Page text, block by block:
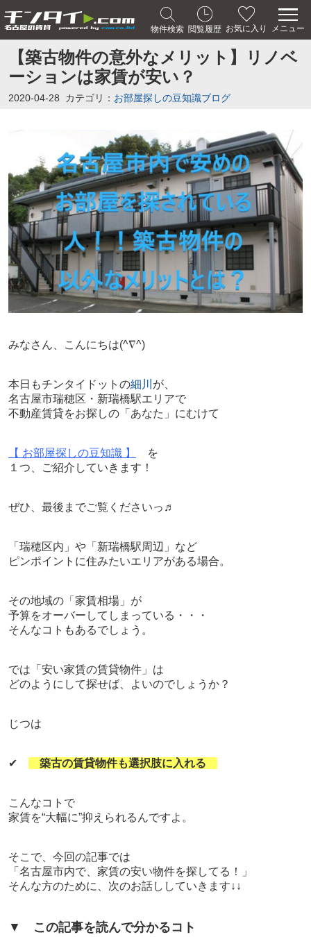
物件検索 閲覧履歴 お気に入り メニュー
【築古物件の意外なメリット】リノベ
ーションは家賃が安い？
2020-04-28 カテゴリ： お部屋探しの豆知識ブログ
みなさん、こんにちは(^∇^)
本日もチンタイドットの細川 が、
名古屋市瑞穂区・新瑞橋駅エリアで
不動産賃貸をお探しの「あなた」にむけて
【 お部屋探しの豆知識 】
を
１つ、ご紹介していきます！
ぜひ、最後までご覧くださいっ♬
「瑞穂区内」や「新瑞橋駅周辺」など
ピンポイントに住みたいエリアがある場合。
その地域の「家賃相場」が
予算をオーバーしてしまっている・・・
そんなコトもあるでしょう。
では「安い家賃の賃貸物件」は
どのようにして探せば、よいのでしょうか？
じつは
✔ 築古の賃貸物件も選択肢に入れる
こんなコトで
家賃を“大幅に”抑えられるんですよ。
そこで、今回の記事では
「名古屋市内で、家賃の安い物件を探してる！」
そんな方のために、次のお話ししていきます↓↓
▼ この記事を読んで分かるコト